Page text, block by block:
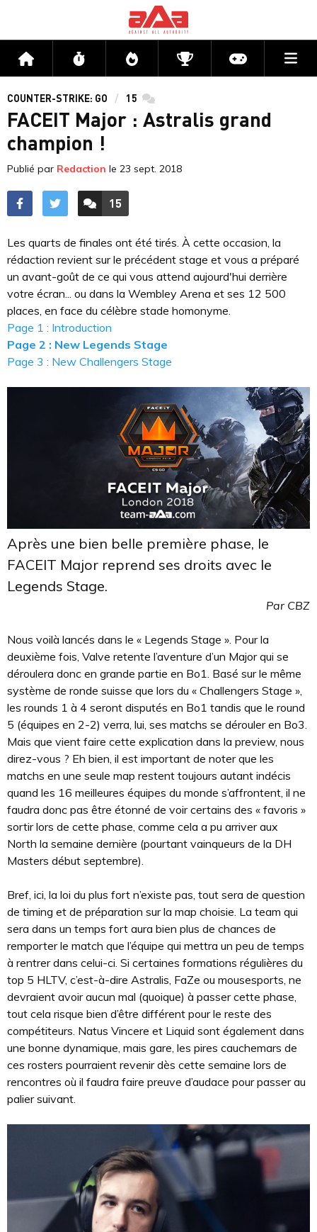
Accueil Flux Directs CompétitionsActu jeux
COUNTER-STRIKE: GO 15 commentaires
FACEIT Major : Astralis grand
champion !
Publié par Redaction le 23 sept. 2018
ACCÉDER AUX
15
COMMENTAIRES
Les quarts de finales ont été tirés. À cette occasion, la
rédaction revient sur le précédent stage et vous a préparé
un avant-goût de ce qui vous attend aujourd'hui derrière
votre écran... ou dans la Wembley Arena et ses 12 500
places, en face du célèbre stade homonyme.
Page 1 : Introduction
Page 2 : New Legends Stage
Page 3 : New Challengers Stage
Après une bien belle première phase, le
FACEIT Major reprend ses droits avec le
Legends Stage.
Par CBZ
Nous voilà lancés dans le « Legends Stage ». Pour la
deuxième fois, Valve retente l’aventure d’un Major qui se
déroulera donc en grande partie en Bo1. Basé sur le même
système de ronde suisse que lors du « Challengers Stage »,
les rounds 1 à 4 seront disputés en Bo1 tandis que le round
5 (équipes en 2-2) verra, lui, ses matchs se dérouler en Bo3.
Mais que vient faire cette explication dans la preview, nous
direz-vous ? Eh bien, il est important de noter que les
matchs en une seule map restent toujours autant indécis
quand les 16 meilleures équipes du monde s’affrontent, il ne
faudra donc pas être étonné de voir certains des « favoris »
sortir lors de cette phase, comme cela a pu arriver aux
North la semaine dernière (pourtant vainqueurs de la DH
Masters début septembre).
Bref, ici, la loi du plus fort n’existe pas, tout sera de question
de timing et de préparation sur la map choisie. La team qui
sera dans un temps fort aura bien plus de chances de
remporter le match que l’équipe qui mettra un peu de temps
à rentrer dans celui-ci. Si certaines formations régulières du
top 5 HLTV, c’est-à-dire Astralis, FaZe ou mousesports, ne
devraient avoir aucun mal (quoique) à passer cette phase,
tout cela risque bien d’être différent pour le reste des
compétiteurs. Natus Vincere et Liquid sont également dans
une bonne dynamique, mais gare, les pires cauchemars de
ces rosters pourraient revenir dès cette semaine lors de
rencontres où il faudra faire preuve d’audace pour passer au
palier suivant.